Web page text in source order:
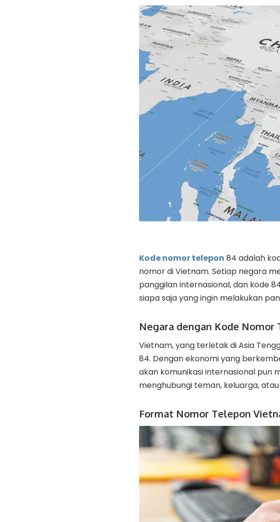
Kode nomor telepon 84 adalah
nomor di Vietnam. Setiap negara
panggilan internasional, dan kode
siapa saja yang ingin melakukan
Negara dengan Kode Nomor
Vietnam, yang terletak di Asia
84. Dengan ekonomi yang
akan komunikasi internasional pun
menghubungi teman, keluarga,
Format Nomor Telepon